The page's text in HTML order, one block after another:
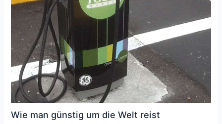
Wie man günstig um die Welt reist